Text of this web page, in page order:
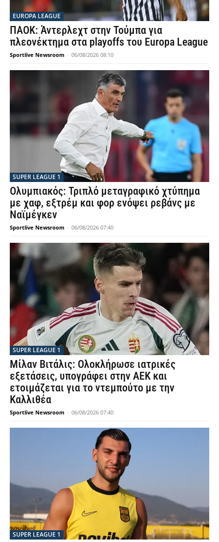
EUROPA LEAGUE
ΠΑΟΚ: Άντερλεχτ στην Τούμπα για
πλεονέκτημα στα playoffs του Europa League
Sportlive Newsroom - 06/08/2026 08:10
SUPER LEAGUE 1
Ολυμπιακός: Τριπλό μεταγραφικό χτύπημα
με χαφ, εξτρέμ και φορ ενόψει ρεβάνς με
Ναϊμέγκεν
Sportlive Newsroom - 06/08/2026 07:40
SUPER LEAGUE 1
Μίλαν Βιτάλις: Ολοκλήρωσε ιατρικές
εξετάσεις, υπογράφει στην ΑΕΚ και
ετοιμάζεται για το ντεμπούτο με την
Καλλιθέα
Sportlive Newsroom - 06/08/2026 07:40
SUPER LEAGUE 1